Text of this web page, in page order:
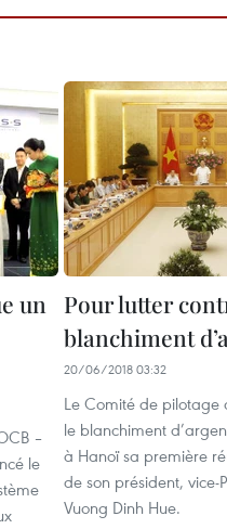
un
–
le
Pour lutter
blanchiment
20/06/2018 03:32
Le Comité de pilotage
le blanchiment
à Hanoï sa première
de son président, vice-
Vuong Dinh Hue.